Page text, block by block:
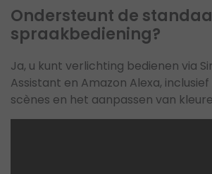
Ondersteunt de
spraakbediening?
Ja, u kunt verlichting bedienen via
Assistant en Amazon Alexa,
scènes en het aanpassen van